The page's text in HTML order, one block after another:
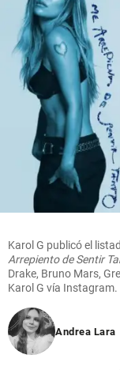
Karol G publicó el
Arrepiento de Sentir
Drake, Bruno Mars,
Karol G vía Instagram.
Andrea Lara